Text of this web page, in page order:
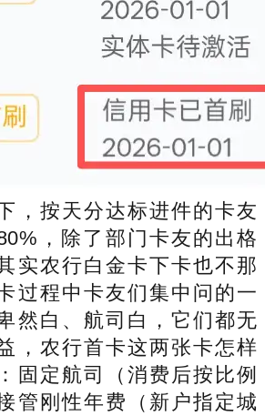
，按天分达标进件的卡友
，除了部门卡友的出格
实农行白金卡下卡也不那
过程中卡友们集中问的一
然白、航司白，它们都无
，农行首卡这两张卡怎样
固定航司（消费后按比例
管刚性年费（新户指定城